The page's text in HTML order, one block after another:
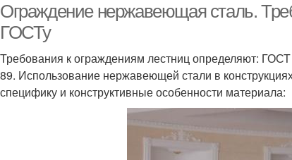
Ограждение нержавеющая сталь.
ГОСТу
Требования к ограждениям лестниц определяют:
89. Использование нержавеющей стали в
специфику и конструктивные особенности материала: